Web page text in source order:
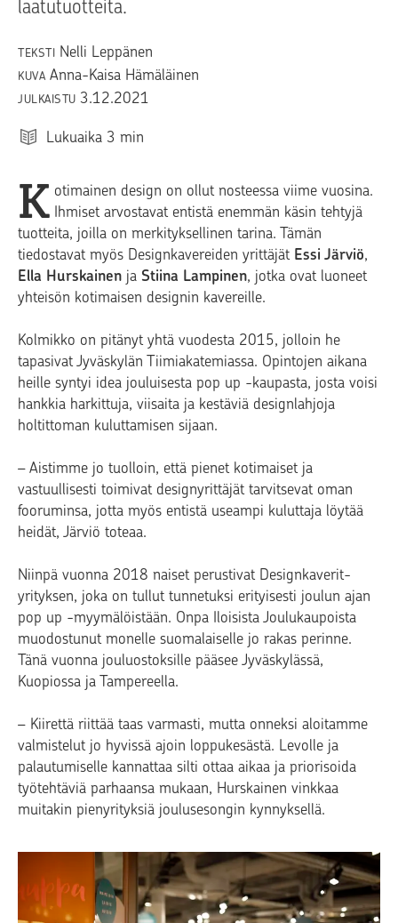
laatutuotteita.
TEKSTI Nelli Leppänen
KUVA Anna-Kaisa Hämäläinen
JULKAISTU 3.12.2021
Lukuaika 3 min
K otimainen design on ollut nosteessa viime vuosina.
Ihmiset arvostavat entistä enemmän käsin tehtyjä
tuotteita, joilla on merkityksellinen tarina. Tämän
tiedostavat myös Designkavereiden yrittäjät Essi Järviö,
Ella Hurskainen ja Stiina Lampinen, jotka ovat luoneet
yhteisön kotimaisen designin kavereille.
Kolmikko on pitänyt yhtä vuodesta 2015, jolloin he
tapasivat Jyväskylän Tiimiakatemiassa. Opintojen aikana
heille syntyi idea jouluisesta pop up -kaupasta, josta voisi
hankkia harkittuja, viisaita ja kestäviä designlahjoja
holtittoman kuluttamisen sijaan.
– Aistimme jo tuolloin, että pienet kotimaiset ja
vastuullisesti toimivat designyrittäjät tarvitsevat oman
fooruminsa, jotta myös entistä useampi kuluttaja löytää
heidät, Järviö toteaa.
Niinpä vuonna 2018 naiset perustivat Designkaverit-
yrityksen, joka on tullut tunnetuksi erityisesti joulun ajan
pop up -myymälöistään. Onpa Iloisista Joulukaupoista
muodostunut monelle suomalaiselle jo rakas perinne.
Tänä vuonna jouluostoksille pääsee Jyväskylässä,
Kuopiossa ja Tampereella.
– Kiirettä riittää taas varmasti, mutta onneksi aloitamme
valmistelut jo hyvissä ajoin loppukesästä. Levolle ja
palautumiselle kannattaa silti ottaa aikaa ja priorisoida
työtehtäviä parhaansa mukaan, Hurskainen vinkkaa
muitakin pienyrityksiä joulusesongin kynnyksellä.